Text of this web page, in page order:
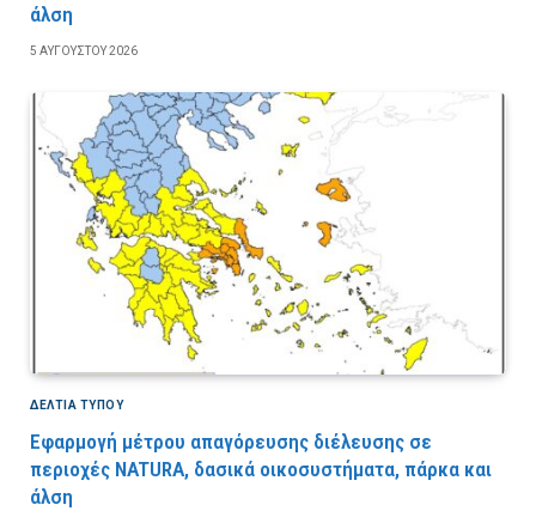
άλση
5 ΑΥΓΟΎΣΤΟΥ 2026
ΔΕΛΤΙΑ ΤΥΠΟΥ
Εφαρμογή μέτρου απαγόρευσης διέλευσης σε
περιοχές NATURA, δασικά οικοσυστήματα, πάρκα και
άλση